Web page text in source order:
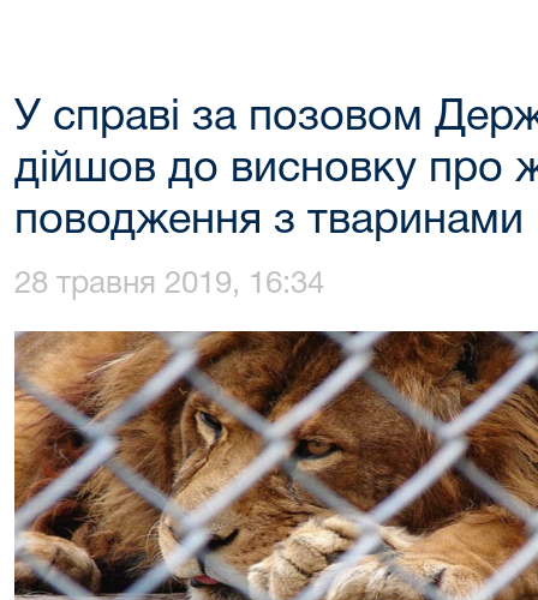
У справі за позовом
дійшов до висновку про
поводження з тваринами
28 травня 2019, 16:34